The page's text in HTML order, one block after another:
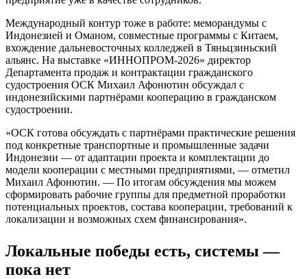
Международный контур тоже в работе: меморандумы с
Индонезией и Оманом, совместные программы с Китаем,
вхождение дальневосточных колледжей в Тяньцзиньский
альянс. На выставке «ИННОПРОМ-2026» директор
Департамента продаж и контрактации гражданского
судостроения ОСК Михаил Афонютин обсуждал с
индонезийскими партнёрами кооперацию в гражданском
судостроении.
«ОСК готова обсуждать с партнёрами практические решения
под конкретные транспортные и промышленные задачи
Индонезии — от адаптации проекта и комплектации до
модели кооперации с местными предприятиями, — отметил
Михаил Афонютин. — По итогам обсуждения мы можем
сформировать рабочие группы для предметной проработки
потенциальных проектов, состава кооперации, требований к
локализации и возможных схем финансирования».
Локальные победы есть, системы —
пока нет